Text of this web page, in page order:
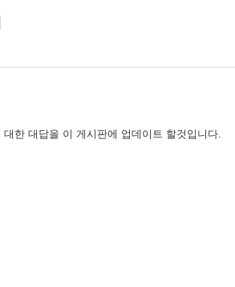
한 대답을 이 게시판에 업데이트 할것입니다.